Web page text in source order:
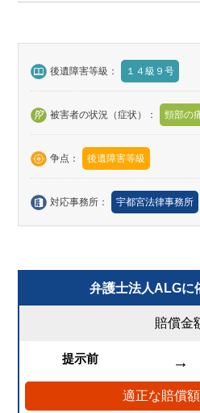
後遺障害等級： １４級９号
被害者の状況（症状）： 頸部の
争点： 後遺障害等級
対応事務所： 宇都宮法律事務所
弁護士法人ALGに
賠償金
提示前 →
適正な賠償